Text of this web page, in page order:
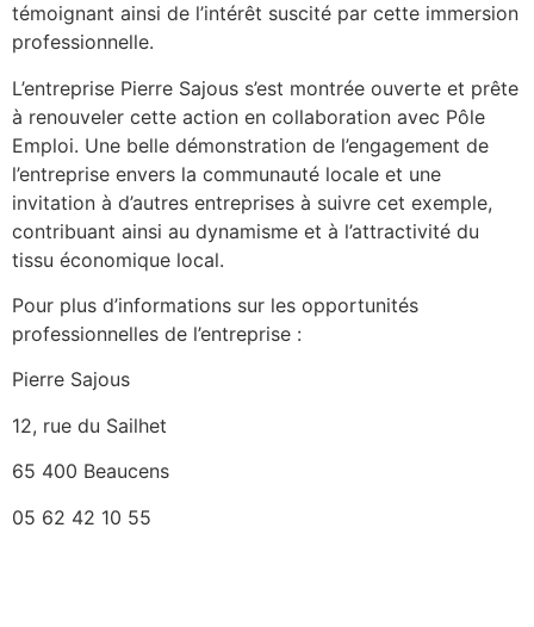
témoignant ainsi de l’intérêt suscité par cette immersion
professionnelle.
L’entreprise Pierre Sajous s’est montrée ouverte et prête
à renouveler cette action en collaboration avec Pôle
Emploi. Une belle démonstration de l’engagement de
l’entreprise envers la communauté locale et une
invitation à d’autres entreprises à suivre cet exemple,
contribuant ainsi au dynamisme et à l’attractivité du
tissu économique local.
Pour plus d’informations sur les opportunités
professionnelles de l’entreprise :
Pierre Sajous
12, rue du Sailhet
65 400 Beaucens
05 62 42 10 55